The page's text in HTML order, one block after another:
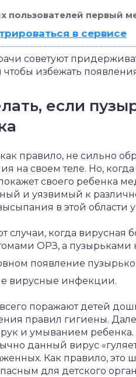
пользователей первый
в сервисе
советуют
избежать
если
правило, не сильно
на своем теле. Но,
своего ребенка
и уязвимый к
в этой области
случаи, когда вирусная
ОРЗ, а пузырьками
появление
вирусные инфекции.
поражают детей
правил гигиены.
и умыванием ребенка.
данный вирус
Как правило, это
для детского